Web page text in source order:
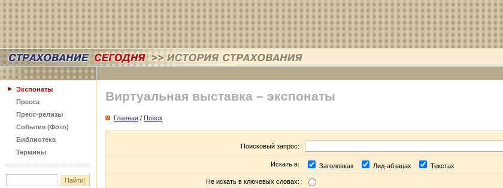
Экспонаты
Пресса
Пресс-релизы
События (Фото)
Библиотека
Термины
Виртуальная выставка – экспонаты
Главная / Поиск
Поисковый запрос:
Искать в: Заголовках Лид-абзацах Текстах
Не искать в ключевых словах: